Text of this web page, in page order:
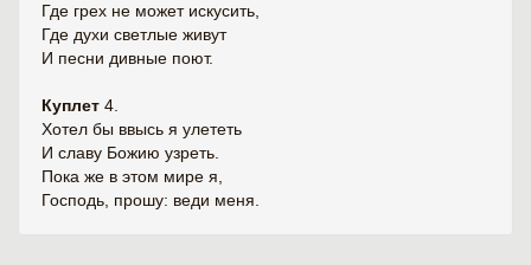
Где грех не может искусить,
Где духи светлые живут
И песни дивные поют.
Куплет 4.
Хотел бы ввысь я улететь
И славу Божию узреть.
Пока же в этом мире я,
Господь, прошу: веди меня.